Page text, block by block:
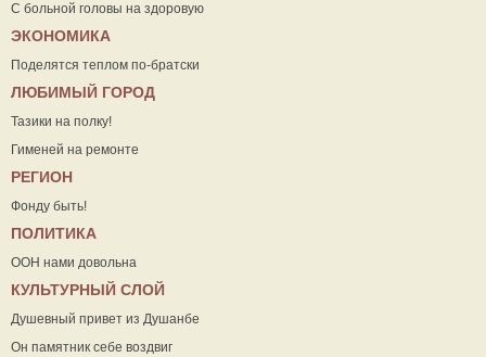
С больной головы на здоровую
ЭКОНОМИКА
Поделятся теплом по-братски
ЛЮБИМЫЙ ГОРОД
Тазики на полку!
Гименей на ремонте
РЕГИОН
Фонду быть!
ПОЛИТИКА
ООН нами довольна
КУЛЬТУРНЫЙ СЛОЙ
Душевный привет из Душанбе
Он памятник себе воздвиг